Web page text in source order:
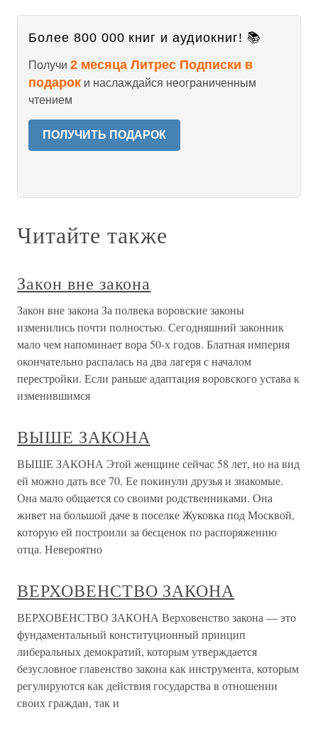
Более 800 000 книг и аудиокниг! 📚
Получи 2 месяца Литрес Подписки в
подарок и наслаждайся неограниченным
чтением
ПОЛУЧИТЬ ПОДАРОК
Читайте также
Закон вне закона
Закон вне закона За полвека воровские законы
изменились почти полностью. Сегодняшний законник
мало чем напоминает вора 50-х годов. Блатная империя
окончательно распалась на два лагеря с началом
перестройки. Если раньше адаптация воровского устава к
изменившимся
ВЫШЕ ЗАКОНА
ВЫШЕ ЗАКОНА Этой женщине сейчас 58 лет, но на вид
ей можно дать все 70. Ее покинули друзья и знакомые.
Она мало общается со своими родственниками. Она
живет на большой даче в поселке Жуковка под Москвой,
которую ей построили за бесценок по распоряжению
отца. Невероятно
ВЕРХОВЕНСТВО ЗАКОНА
ВЕРХОВЕНСТВО ЗАКОНА Верховенство закона — это
фундаментальный конституционный принцип
либеральных демократий, которым утверждается
безусловное главенство закона как инструмента, которым
регулируются как действия государства в отношении
своих граждан, так и